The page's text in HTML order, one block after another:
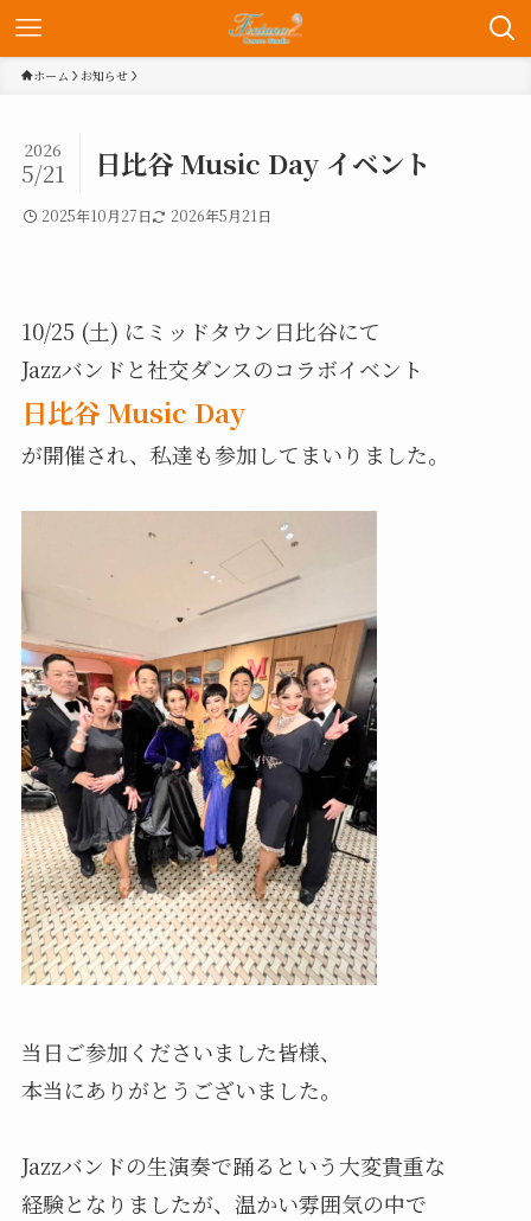
ホーム お知らせ
日比谷 Music Day イベント
2026
5/21
2025年10月27日 2026年5月21日
10/25 (土) にミッドタウン日比谷にて
Jazzバンドと社交ダンスのコラボイベント
日比谷 Music Day
が開催され、私達も参加してまいりました。
当日ご参加くださいました皆様、
本当にありがとうございました。
Jazzバンドの生演奏で踊るという大変貴重な
経験となりましたが、温かい雰囲気の中で